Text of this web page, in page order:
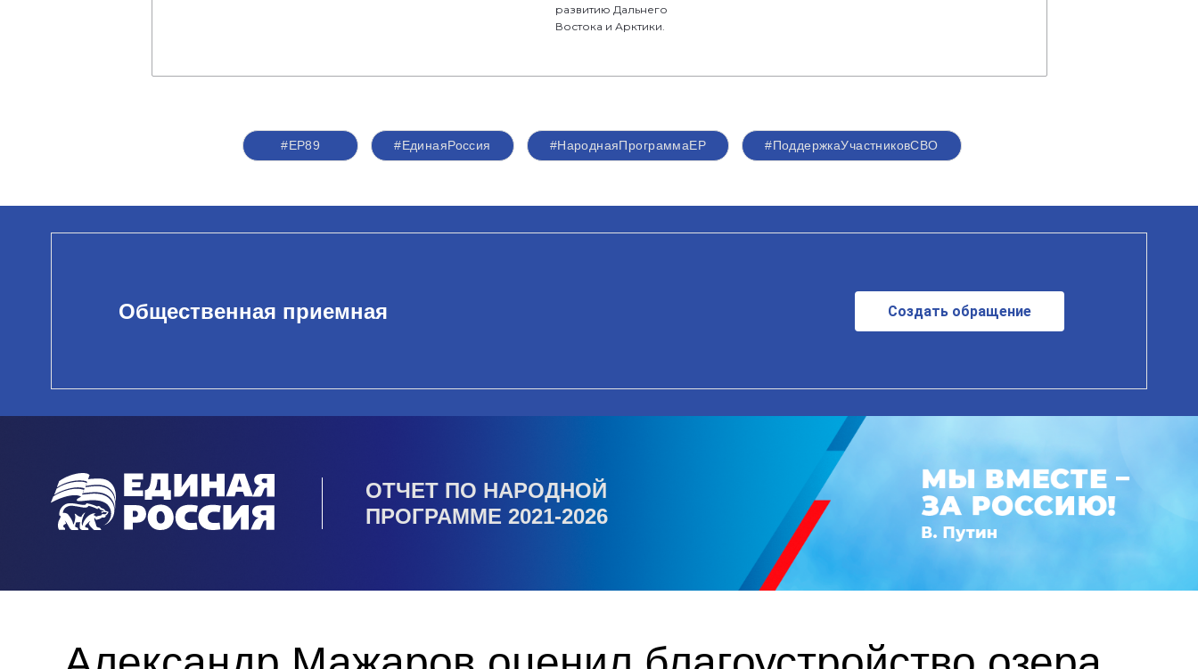
развитию Дальнего
Востока и Арктики.
#ЕР89 #‎ЕдинаяРоссия #НароднаяПрограммаЕР #ПоддержкаУчастниковСВО
Общественная приемная Создать обращение
ОТЧЕТ ПО НАРОДНОЙ
ПРОГРАММЕ 2021-2026